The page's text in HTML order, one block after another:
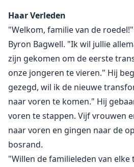
"Goed," gaf Aden toe, "waar
naartoe?" vroeg hij.
"Stuur het naar het e-mailadres
hij het kan uitprinten voor mij
instrueerde ze.
Vega checkte zijn e-mail, "dank
team zal over twee uur op het
tijd nodig om hun spullen te
te laten weten dat ze
discussiëren." verklaarde hij.
Haar Verleden
"Welkom, familie van de
Byron Bagwell. "Ik wil jullie
zijn gekomen om de eerste
onze jongeren te vieren." Hij
gezegd, wil ik de nieuwe
naar voren te komen." Hij
voren te stappen. Vijf vrouwen
naar voren en gingen naar de
bosrand.
"Willen de familieleden van